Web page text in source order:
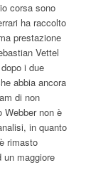
corsa sono
ha raccolto
prestazione
Vettel
i due
abbia ancora
di non
non è
in quanto
rimasto
maggiore